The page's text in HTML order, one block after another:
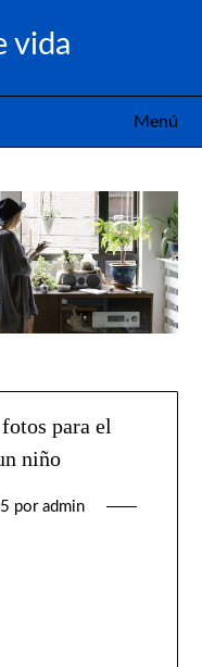
vida
Menú
para el
niño
por admin